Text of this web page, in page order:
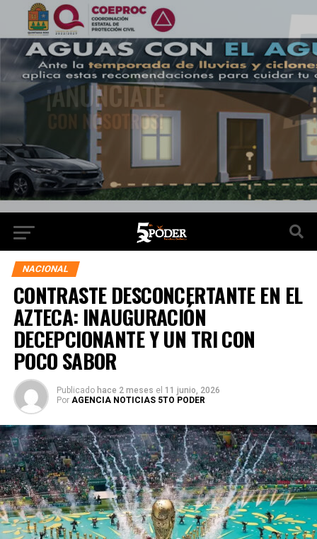
NACIONAL
CONTRASTE DESCONCERTANTE EN EL
AZTECA: INAUGURACIÓN
DECEPCIONANTE Y UN TRI CON
POCO SABOR
Publicado hace 2 meses el 11 junio, 2026
Por AGENCIA NOTICIAS 5TO PODER